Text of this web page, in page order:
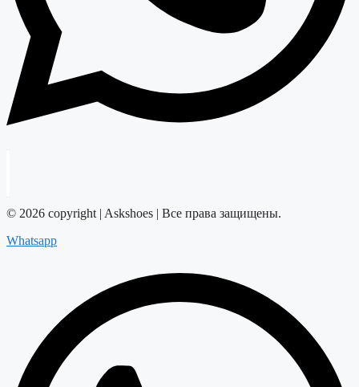
© 2026 copyright | Askshoes | Все права защищены.
Whatsapp